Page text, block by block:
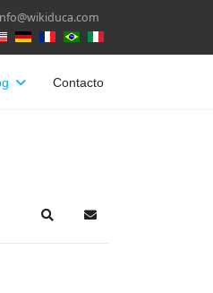
su idioma
Contacto
SearchSuscribirse a las